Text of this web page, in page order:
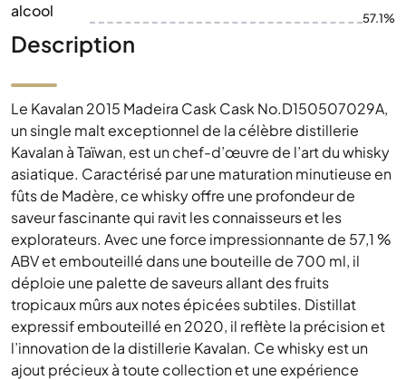
alcool
57.1%
Description
Le Kavalan 2015 Madeira Cask Cask No.D150507029A,
un single malt exceptionnel de la célèbre distillerie
Kavalan à Taïwan, est un chef-d’œuvre de l’art du whisky
asiatique. Caractérisé par une maturation minutieuse en
fûts de Madère, ce whisky offre une profondeur de
saveur fascinante qui ravit les connaisseurs et les
explorateurs. Avec une force impressionnante de 57,1 %
ABV et embouteillé dans une bouteille de 700 ml, il
déploie une palette de saveurs allant des fruits
tropicaux mûrs aux notes épicées subtiles. Distillat
expressif embouteillé en 2020, il reflète la précision et
l’innovation de la distillerie Kavalan. Ce whisky est un
ajout précieux à toute collection et une expérience